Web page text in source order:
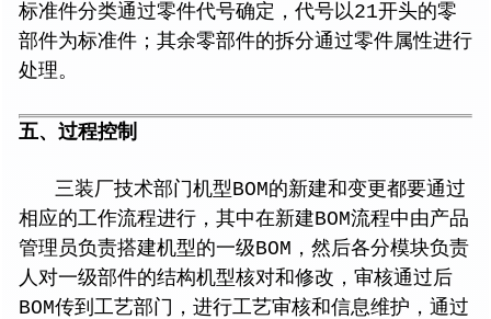
标准件分类通过零件代号确定，代号以21开头的零
部件为标准件；其余零部件的拆分通过零件属性进行
处理。
五、过程控制
三装厂技术部门机型BOM的新建和变更都要通过
相应的工作流程进行，其中在新建BOM流程中由产品
管理员负责搭建机型的一级BOM，然后各分模块负责
人对一级部件的结构机型核对和修改，审核通过后
BOM传到工艺部门，进行工艺审核和信息维护，通过